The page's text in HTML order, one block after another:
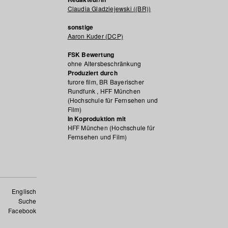
Claudia Gladziejewski ((BR))
sonstige
Aaron Kuder (DCP)
FSK Bewertung
ohne Altersbeschränkung
Produziert durch
furore film, BR Bayerischer
Rundfunk , HFF München
(Hochschule für Fernsehen und
Film)
In Koproduktion mit
HFF München (Hochschule für
Fernsehen und Film)
Englisch
Suche
Facebook